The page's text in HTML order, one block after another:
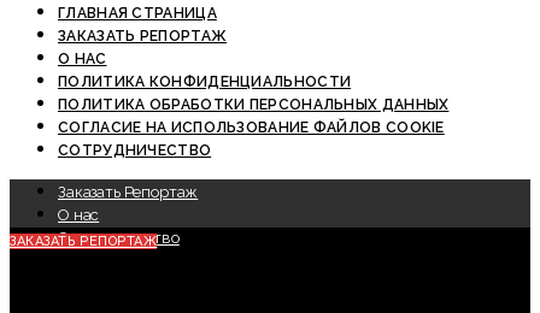
ГЛАВНАЯ СТРАНИЦА
ЗАКАЗАТЬ РЕПОРТАЖ
О НАС
ПОЛИТИКА КОНФИДЕНЦИАЛЬНОСТИ
ПОЛИТИКА ОБРАБОТКИ ПЕРСОНАЛЬНЫХ ДАННЫХ
СОГЛАСИЕ НА ИСПОЛЬЗОВАНИЕ ФАЙЛОВ COOKIE
СОТРУДНИЧЕСТВО
Заказать Репортаж
О нас
Сотрудничество
ЗАКАЗАТЬ РЕПОРТАЖ